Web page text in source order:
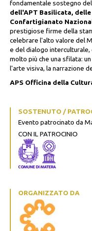
fondamentale sostegno
dell'APT Basilicata,
Confartigianato
prestigiose firme della
celebrare l'alto valore del
e del dialogo
molto più che una sfilata:
l'arte visiva, la narrazione
APS Officina della
SOSTENUTO /
Evento patrocinato da
CON IL PATROCINIO
ORGANIZZATO DA